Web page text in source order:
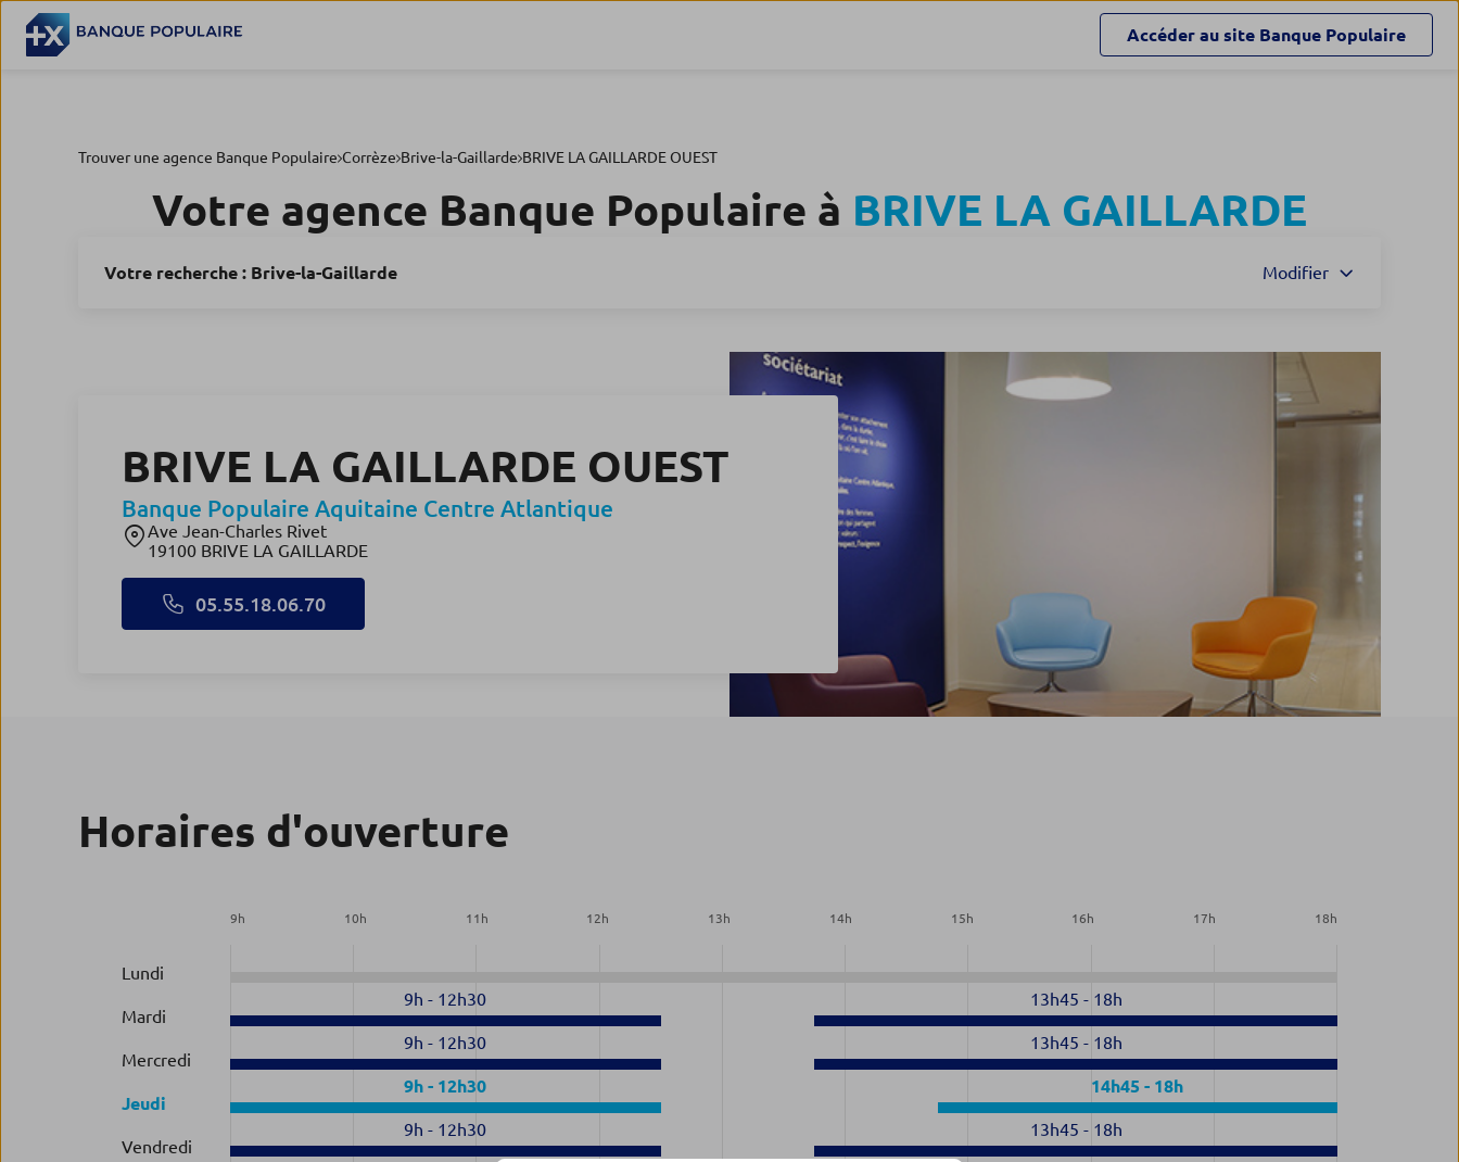
Accéder au site Banque Populaire
Trouver une agence Banque Populaire Corrèze Brive-la-Gaillarde BRIVE LA GAILLARDE OUEST
Votre agence Banque Populaire à BRIVE LA GAILLARDE
Votre recherche : Brive-la-Gaillarde Modifier
BRIVE LA GAILLARDE OUEST
Banque Populaire Aquitaine Centre Atlantique
Ave Jean-Charles Rivet
19100 BRIVE LA GAILLARDE
05.55.18.06.70
Horaires d'ouverture
9h 10h 11 h 12h 13h 14h 15h 16h 17h 18h
Lundi
Mardi
9h - 12h30 13h45 - 18h
Mercredi
9h - 12h30 13h45 - 18h
Jeudi
9h - 12h30 14h45 - 18h
Vendredi
9h - 12h30 13h45 - 18h